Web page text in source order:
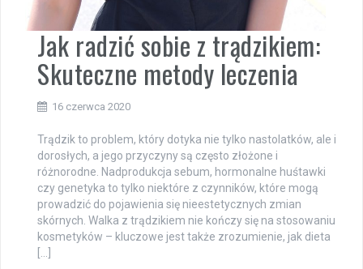
Jak radzić sobie z trądzikiem:
Skuteczne metody leczenia
16 czerwca 2020
Trądzik to problem, który dotyka nie tylko nastolatków, ale i
dorosłych, a jego przyczyny są często złożone i
różnorodne. Nadprodukcja sebum, hormonalne huśtawki
czy genetyka to tylko niektóre z czynników, które mogą
prowadzić do pojawienia się nieestetycznych zmian
skórnych. Walka z trądzikiem nie kończy się na stosowaniu
kosmetyków – kluczowe jest także zrozumienie, jak dieta
[…]